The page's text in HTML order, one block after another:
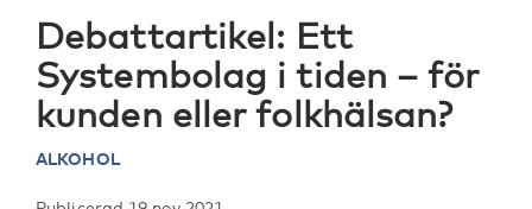
Debattartikel: Ett
Systembolag i tiden – för
kunden eller folkhälsan?
ALKOHOL